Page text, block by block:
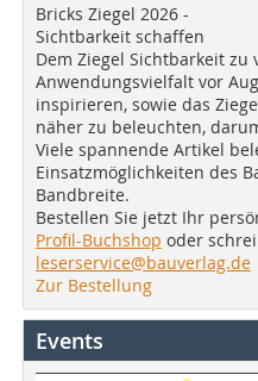
Bricks Ziegel 2026 -
Sichtbarkeit schaffen
Dem Ziegel Sichtbarkeit
Anwendungsvielfalt vor
inspirieren, sowie das
näher zu beleuchten,
Viele spannende Artikel
Einsatzmöglichkeiten des
Bandbreite.
Bestellen Sie jetzt Ihr
Profil-Buchshop oder
leserservice@bauverlag.de
Zur Bestellung
Events